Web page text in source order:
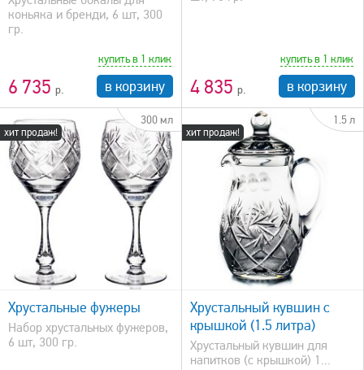
коньяка и бренди, 6 шт, 300
гр.
6 735
купить в 1 клик
в корзину 4 835
купить в 1 клик
в корзину
хит продаж!
300 мл
Хрустальные фужеры
Набор хрустальных фужеров,
6 шт, 300 гр.
хит продаж!
1.5 л
быстрый просмотр
Хрустальный кувшин с
крышкой (1.5 литра)
Хрустальный кувшин для
напитков (с крышкой) 1...